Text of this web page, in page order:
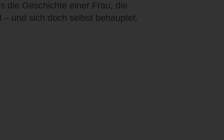
die Geschichte einer Frau, die
und sich doch selbst behauptet.